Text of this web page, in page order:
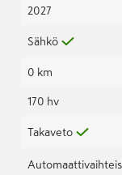
2027
Sähkö
0 km
170 hv
Takaveto